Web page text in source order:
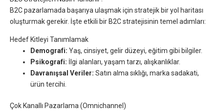
B2C pazarlamada başarıya ulaşmak için stratejik bir yol haritası
oluşturmak gerekir. İşte etkili bir B2C stratejisinin temel adımları:
Hedef Kitleyi Tanımlamak
Demografi: Yaş, cinsiyet, gelir düzeyi, eğitim gibi bilgiler.
Psikografi: İlgi alanları, yaşam tarzı, alışkanlıklar.
Davranışsal Veriler: Satın alma sıklığı, marka sadakati,
ürün tercihi.
Çok Kanallı Pazarlama (Omnichannel)